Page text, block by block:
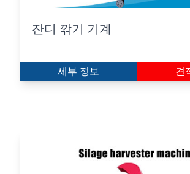
잔디 깎기 기계
세부 정보 견